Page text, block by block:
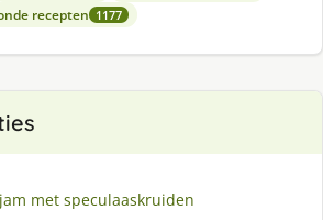
recepten 1177
met speculaaskruiden